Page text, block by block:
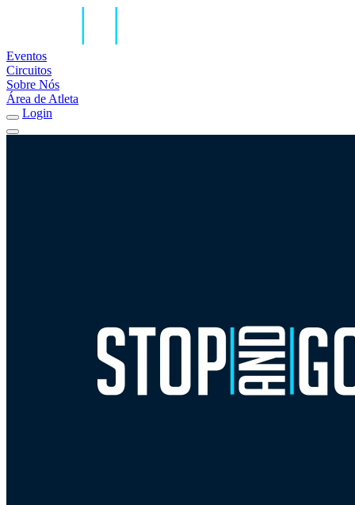
Eventos
Circuitos
Sobre Nós
Área de Atleta
Login